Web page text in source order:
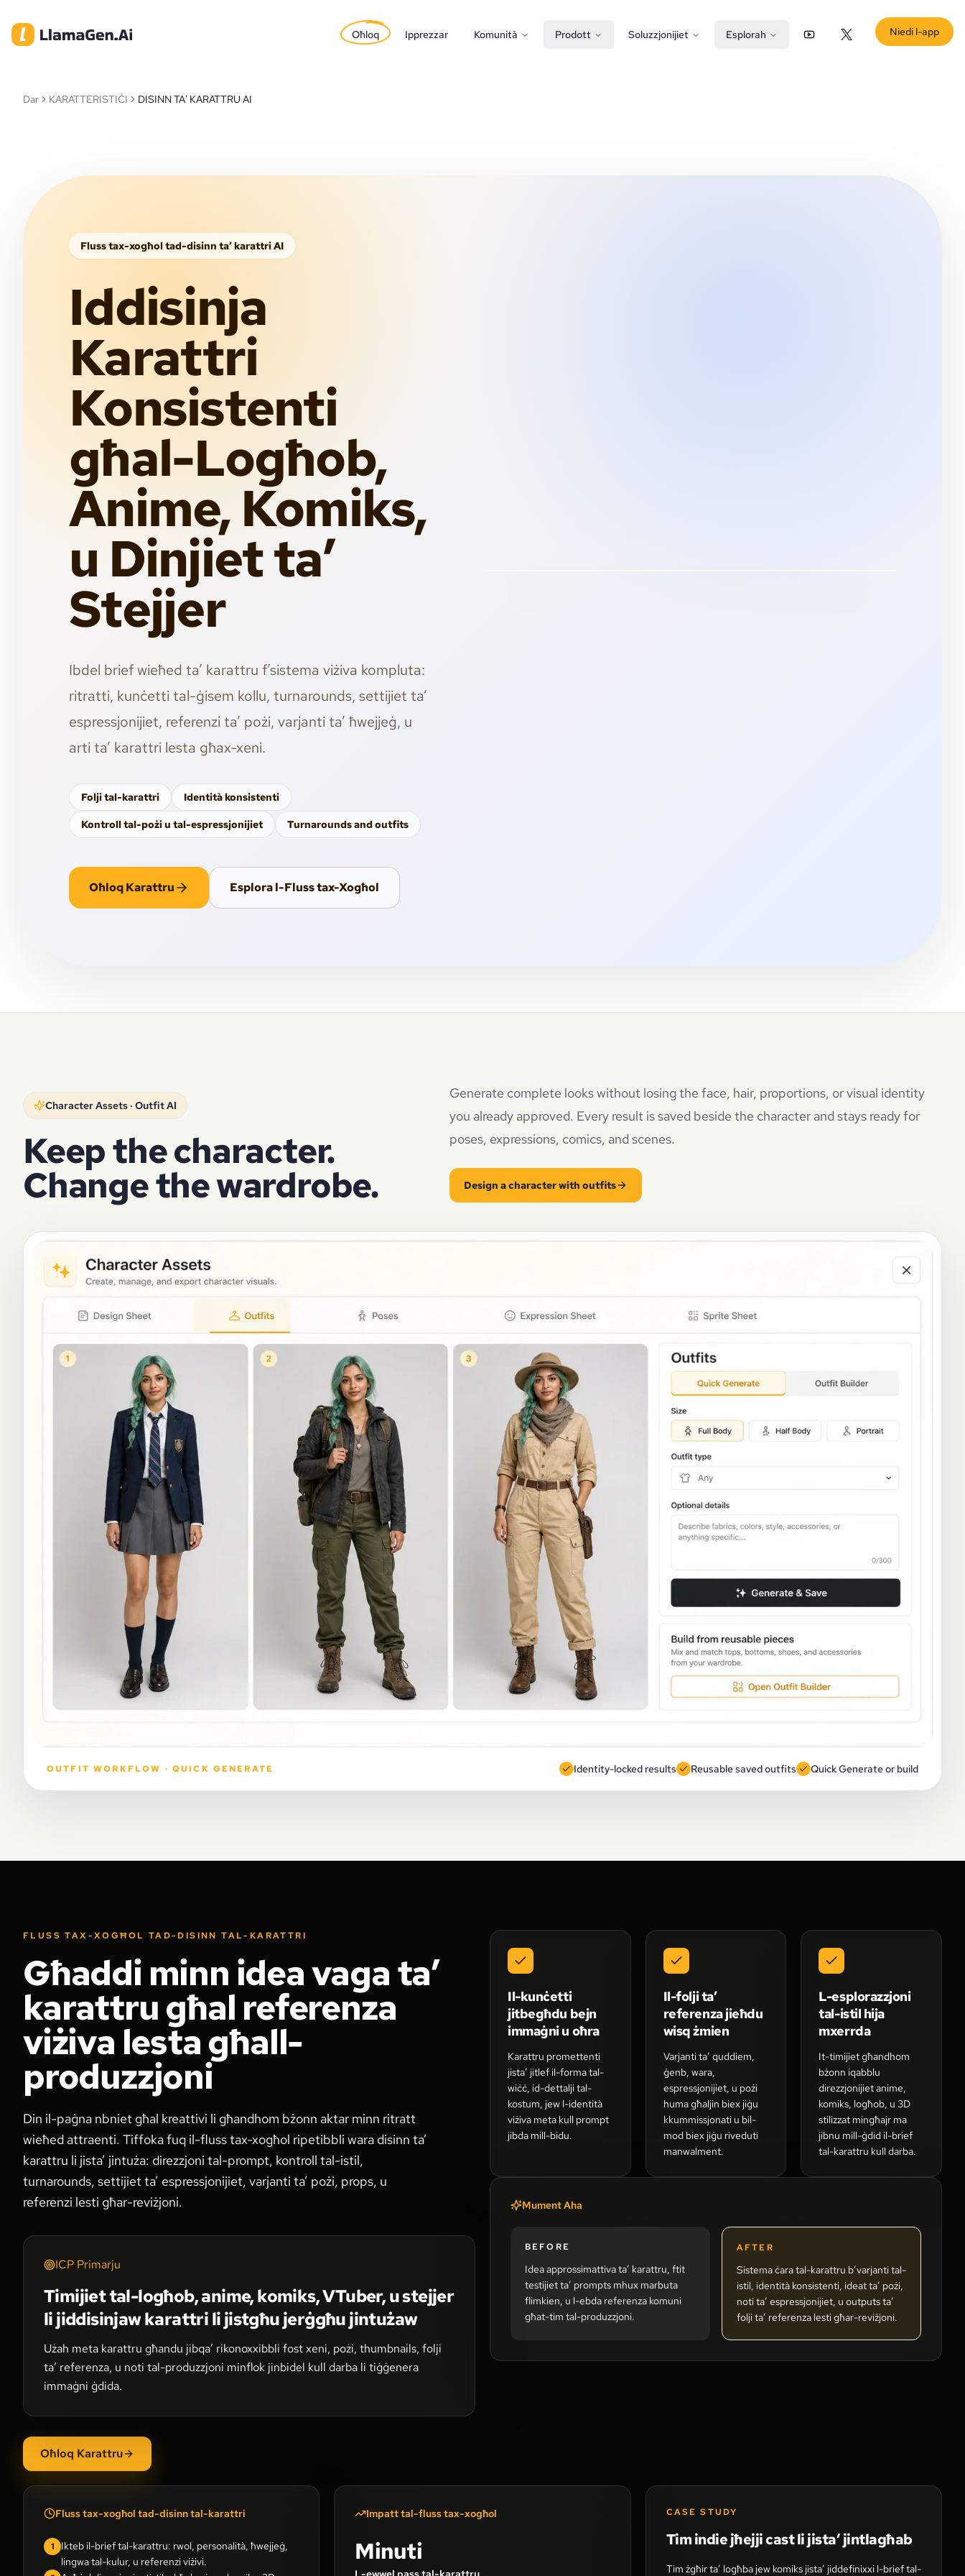
Oħloq Ipprezzar Komunità Prodott Soluzzjonijiet Esplorah YouTubeX (Twitter)
Niedi l-app
Dar KARATTERISTIĊI DISINN TA' KARATTRU AI
Fluss tax-xogħol tad-disinn ta’ karattri AI
Iddisinja
Karattri
Konsistenti
għal-Logħob,
Anime, Komiks,
u Dinjiet ta’
Stejjer
Ibdel brief wieħed ta’ karattru f’sistema viżiva kompluta:
ritratti, kunċetti tal-ġisem kollu, turnarounds, settijiet ta’
espressjonijiet, referenzi ta’ pożi, varjanti ta’ ħwejjeġ, u
arti ta’ karattri lesta għax-xeni.
Folji tal-karattri Identità konsistenti
Kontroll tal-pożi u tal-espressjonijiet Turnarounds and outfits
Oħloq Karattru Esplora l-Fluss tax-Xogħol
Character Assets · Outfit AI
Keep the character.
Change the wardrobe.
Generate complete looks without losing the face, hair, proportions, or visual identity
you already approved. Every result is saved beside the character and stays ready for
poses, expressions, comics, and scenes.
Design a character with outfits
OUTFIT WORKFLOW · QUICK GENERATE Identity-locked results Reusable saved outfits Quick Generate or build
FLUSS TAX-XOGĦOL TAD-DISINN TAL-KARATTRI
Għaddi minn idea vaga ta’
karattru għal referenza
viżiva lesta għall-
produzzjoni
Din il-paġna nbniet għal kreattivi li għandhom bżonn aktar minn ritratt
wieħed attraenti. Tiffoka fuq il-fluss tax-xogħol ripetibbli wara disinn ta’
karattru li jista’ jintuża: direzzjoni tal-prompt, kontroll tal-istil,
turnarounds, settijiet ta’ espressjonijiet, varjanti ta’ pożi, props, u
referenzi lesti għar-reviżjoni.
ICP Primarju
Timijiet tal-logħob, anime, komiks, VTuber, u stejjer
li jiddisinjaw karattri li jistgħu jerġgħu jintużaw
Użah meta karattru għandu jibqa’ rikonoxxibbli fost xeni, pożi, thumbnails, folji
ta’ referenza, u noti tal-produzzjoni minflok jinbidel kull darba li tiġġenera
immaġni ġdida.
Oħloq Karattru
Il-kunċetti
jitbegħdu bejn
immaġni u oħra
Karattru promettenti
jista’ jitlef il-forma tal-
wiċċ, id-dettalji tal-
kostum, jew l-identità
viżiva meta kull prompt
jibda mill-bidu.
Il-folji ta’
referenza jieħdu
wisq żmien
Varjanti ta’ quddiem,
ġenb, wara,
espressjonijiet, u pożi
huma għaljin biex jiġu
kkummissjonati u bil-
mod biex jiġu riveduti
manwalment.
L-esplorazzjoni
tal-istil hija
mxerrda
It-timijiet għandhom
bżonn iqabblu
direzzjonijiet anime,
komiks, logħob, u 3D
stilizzat mingħajr ma
jibnu mill-ġdid il-brief
tal-karattru kull darba.
Mument Aha
BEFORE
Idea approssimattiva ta’ karattru, ftit
testijiet ta’ prompts mhux marbuta
flimkien, u l-ebda referenza komuni
għat-tim tal-produzzjoni.
AFTER
Sistema ċara tal-karattru b’varjanti tal-
istil, identità konsistenti, ideat ta’ pożi,
noti ta’ espressjonijiet, u outputs ta’
folji ta’ referenza lesti għar-reviżjoni.
Fluss tax-xogħol tad-disinn tal-karattri
1
Ikteb il-brief tal-karattru: rwol, personalità, ħwejjeġ,
lingwa tal-kulur, u referenzi viżivi.
Impatt tal-fluss tax-xogħol
Minuti
CASE STUDY
Tim indie jħejji cast li jista’ jintlagħab
Tim żgħir ta’ logħba jew komiks jista’ jiddefinixxi l-brief tal-